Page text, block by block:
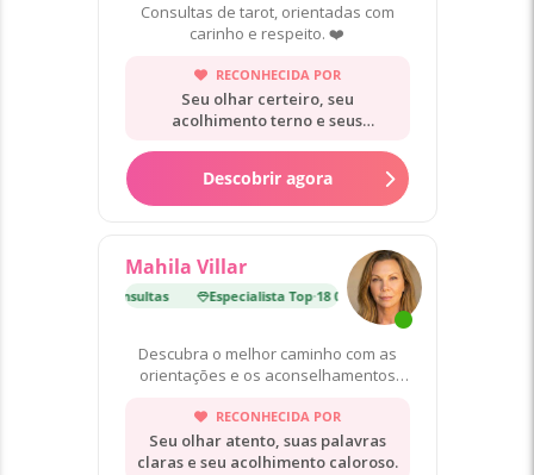
Consultas de tarot, orientadas com
carinho e respeito. ❤️
RECONHECIDA POR
Seu olhar certeiro, seu
acolhimento terno e seus
Descobrir agora
Mahila Villar
18 000 Consultas Especialista Top·18 000 Consultas
Descubra o melhor caminho com as
orientações e os aconselhamentos
RECONHECIDA POR
Seu olhar atento, suas palavras
claras e seu acolhimento caloroso.